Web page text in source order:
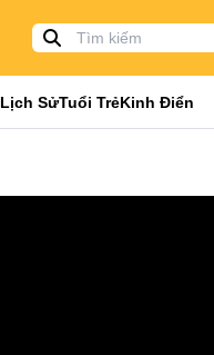
Lịch SửTuổi TrẻKinh Điển